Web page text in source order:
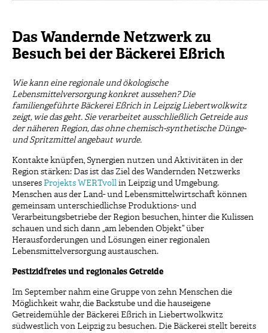
Das Wandernde Netzwerk zu
Besuch bei der Bäckerei Eßrich
Wie kann eine regionale und ökologische
Lebensmittelversorgung konkret aussehen? Die
familiengeführte Bäckerei Eßrich in Leipzig Liebertwolkwitz
zeigt, wie das geht. Sie verarbeitet ausschließlich Getreide aus
der näheren Region, das ohne chemisch-synthetische Dünge-
und Spritzmittel angebaut wurde.
Kontakte knüpfen, Synergien nutzen und Aktivitäten in der
Region stärken: Das ist das Ziel des Wandernden Netzwerks
unseres Projekts WERTvoll in Leipzig und Umgebung.
Menschen aus der Land- und Lebensmittelwirtschaft können
gemeinsam unterschiedlichse Produktions- und
Verarbeitungsbetriebe der Region besuchen, hinter die Kulissen
schauen und sich dann „am lebenden Objekt“ über
Herausforderungen und Lösungen einer regionalen
Lebensmittelversorgung austauschen.
Pestizidfreies und regionales Getreide
Im September nahm eine Gruppe von zehn Menschen die
Möglichkeit wahr, die Backstube und die hauseigene
Getreidemühle der Bäckerei Eßrich in Liebertwolkwitz
südwestlich von Leipzig zu besuchen. Die Bäckerei stellt bereits